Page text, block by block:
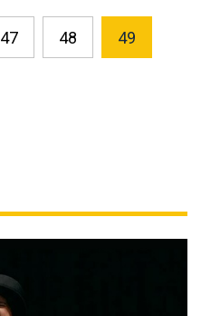
47 48 49